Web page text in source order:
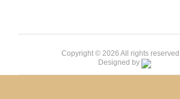
Copyright © 2026 All rights reserved.
Designed by